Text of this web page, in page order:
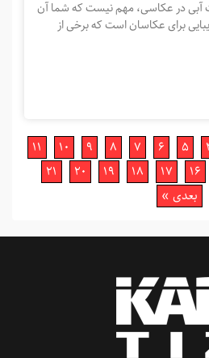
در عکاسی، مهم نیست که شما آن
برای عکاسان است که برخی از
5
6
7
8
9
10
11
16
17
18
19
20
21
بعدی »